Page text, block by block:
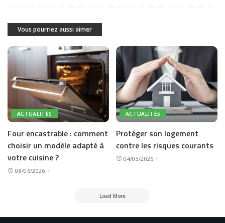
Vous pourriez aussi aimer
ACTUALITÉS
Four encastrable : comment
choisir un modèle adapté à
votre cuisine ?
08/06/2026
ACTUALITÉS
Protéger son logement
contre les risques courants
04/03/2026
Load More